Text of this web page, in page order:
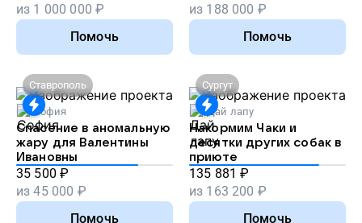
из 1 000 000 ₽
Помочь
из 188 000 ₽
Помочь
Ставрополь
София
Спасение в аномальную
жару для Валентины
Ивановны
35 500 ₽
из45 000 ₽
Помочь
Сургут
Дай лапу
Накормим Чаки и
десятки других собак в
приюте
135 881 ₽
из 163 200 ₽
Помочь